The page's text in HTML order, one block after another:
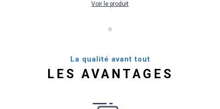
Voir le produit
La qualité avant tout
LES AVANTAGES